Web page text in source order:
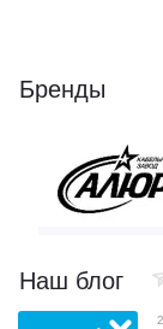
Бренды
Наш блог